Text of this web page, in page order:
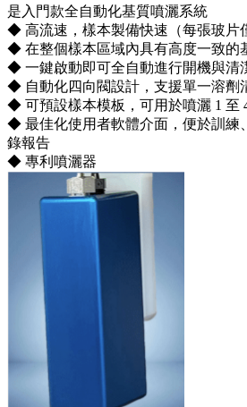
是入門款全自動化基質噴灑系統
◆ 高流速，樣本製備快速（每張玻片
◆ 在整個樣本區域內具有高度一致的
◆ 一鍵啟動即可全自動進行開機與清
◆ 自動化四向閥設計，支援單一溶劑
◆ 可預設樣本模板，可用於噴灑 1 至
◆ 最佳化使用者軟體介面，便於訓練
錄報告
◆ 專利噴灑器